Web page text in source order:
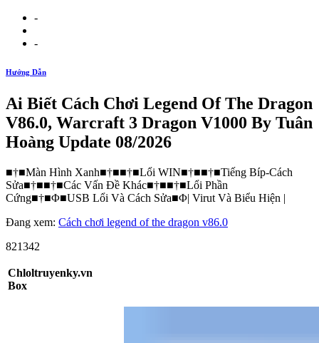
-
-
Hướng Dẫn
Ai Biết Cách Chơi Legend Of The Dragon
V86.0, Warcraft 3 Dragon V1000 By Tuân
Hoàng Update 08/2026
■†■Màn Hình Xanh■†■■†■Lổi WIN■†■■†■Tiếng Bíp-Cách
Sửa■†■■†■Các Vấn Đề Khác■†■■†■Lổi Phần
Cứng■†■Φ■USB Lổi Và Cách Sửa■Φ| Virut Và Biểu Hiện |
Đang xem: Cách chơi legend of the dragon v86.0
821342
Chloltruyenky.vn
Box